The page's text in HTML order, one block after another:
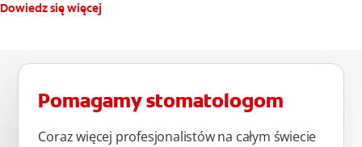
Dowiedz się więcej
Pomagamy stomatologom
Coraz więcej profesjonalistów na całym świecie